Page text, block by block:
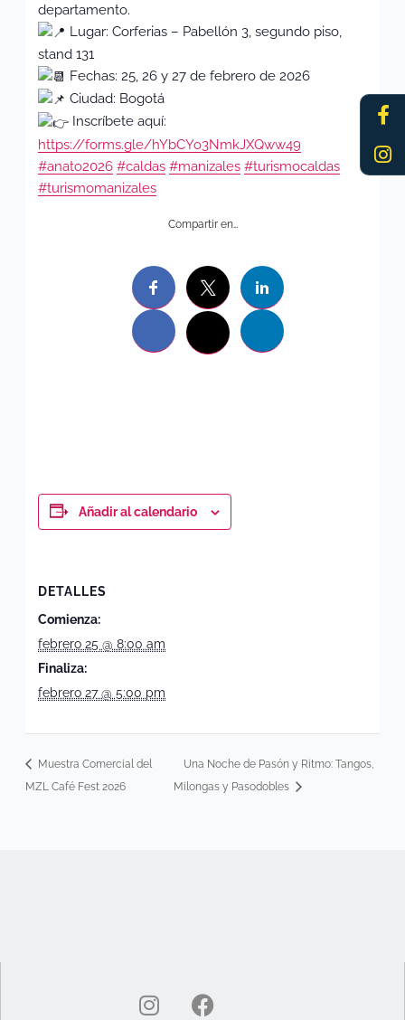
f
departamento.
Lugar: Corferias – Pabellón 3, segundo piso,
stand 131
Fechas: 25, 26 y 27 de febrero de 2026
Ciudad: Bogotá
Inscríbete aquí:
https://forms.gle/hYbCYo3NmkJXQww49
#anato2026 #caldas #manizales #turismocaldas
#turismomanizales
Compartir en…
Añadir al calendario
DETALLES
Comienza:
febrero 25 @ 8:00 am
Finaliza:
febrero 27 @ 5:00 pm
Muestra Comercial del
MZL Café Fest 2026
Una Noche de Pasón y Ritmo: Tangos,
Milongas y Pasodobles
n
a